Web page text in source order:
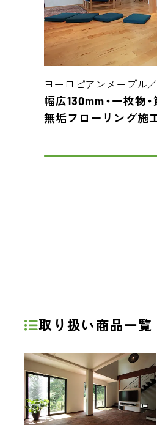
ヨーロピアンメープル
幅広130mm・一枚物
無垢フローリング施工
取り扱い商品一覧